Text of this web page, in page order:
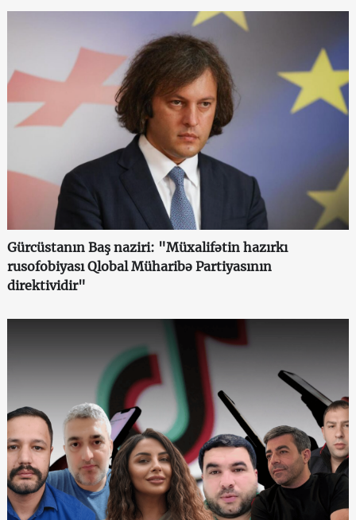
Gürcüstanın Baş naziri: "Müxalifətin hazırkı
rusofobiyası Qlobal Müharibə Partiyasının
direktividir"